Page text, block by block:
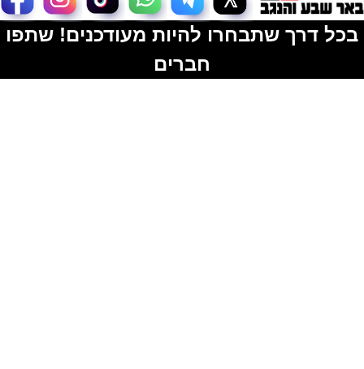
בכל דרך שתבחרו להיות מעודכנים! שתפו
חברים